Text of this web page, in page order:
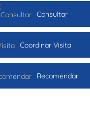
Consultar
Coordinar Visita
Recomendar